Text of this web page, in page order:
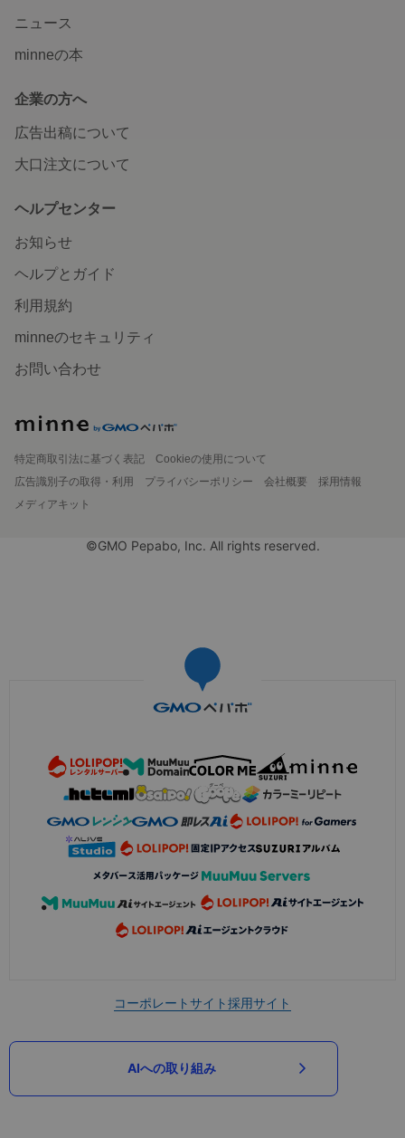
ニュース
minneの本
企業の方へ
広告出稿について
大口注文について
ヘルプセンター
お知らせ
ヘルプとガイド
利用規約
minneのセキュリティ
お問い合わせ
特定商取引法に基づく表記
Cookieの使用について
広告識別子の取得・利用
プライバシーポリシー 会社概要
採用情報
メディアキット
©GMO Pepabo, Inc. All rights reserved.
コーポレートサイト採用サイト
AIへの取り組み